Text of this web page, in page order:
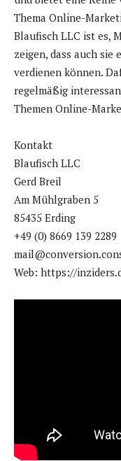
Thema Online-
Blaufisch LLC ist es,
zeigen, dass auch
verdienen können.
regelmäßig
Themen Online-
Kontakt
Blaufisch LLC
Gerd Breil
Am Mühlgraben 5
85435 Erding
+49 (0) 8669 139 2289
Web: https://